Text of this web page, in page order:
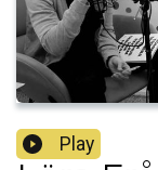
Play